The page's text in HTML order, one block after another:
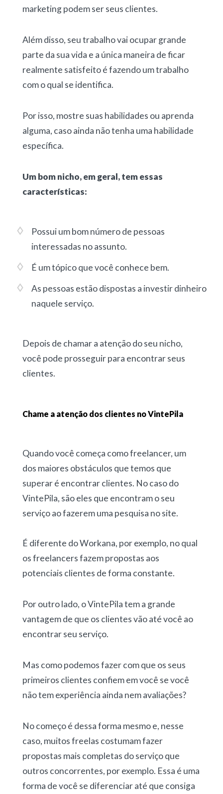
marketing podem ser seus clientes.
Além disso, seu trabalho vai ocupar grande
parte da sua vida e a única maneira de ficar
realmente satisfeito é fazendo um trabalho
com o qual se identifica.
Por isso, mostre suas habilidades ou aprenda
alguma, caso ainda não tenha uma habilidade
específica.
Um bom nicho, em geral, tem essas
características:
Possui um bom número de pessoas
interessadas no assunto.
É um tópico que você conhece bem.
As pessoas estão dispostas a investir dinheiro
naquele serviço.
Depois de chamar a atenção do seu nicho,
você pode prosseguir para encontrar seus
clientes.
Chame a atenção dos clientes no VintePila
Quando você começa como freelancer, um
dos maiores obstáculos que temos que
superar é encontrar clientes. No caso do
VintePila, são eles que encontram o seu
serviço ao fazerem uma pesquisa no site.
É diferente do Workana, por exemplo, no qual
os freelancers fazem propostas aos
potenciais clientes de forma constante.
Por outro lado, o VintePila tem a grande
vantagem de que os clientes vão até você ao
encontrar seu serviço.
Mas como podemos fazer com que os seus
primeiros clientes confiem em você se você
não tem experiência ainda nem avaliações?
No começo é dessa forma mesmo e, nesse
caso, muitos freelas costumam fazer
propostas mais completas do serviço que
outros concorrentes, por exemplo. Essa é uma
forma de você se diferenciar até que consiga